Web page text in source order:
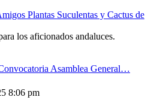
Plantas Suculentas y Cactus de
los aficionados andaluces.
Asamblea General…
8:06 pm